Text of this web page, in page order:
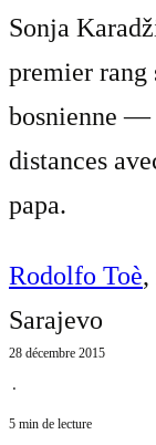
Sonja
premier rang
bosnienne —
distances
papa.
Rodolfo Toè,
Sarajevo
28 décembre 2015
⋅
5 min de lecture